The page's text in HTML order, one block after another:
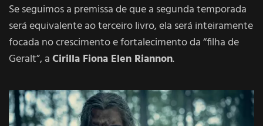
Se seguimos a premissa de que a segunda temporada
será equivalente ao terceiro livro, ela será inteiramente
focada no crescimento e fortalecimento da “filha de
Geralt”, aCirilla Fiona Elen Riannon.